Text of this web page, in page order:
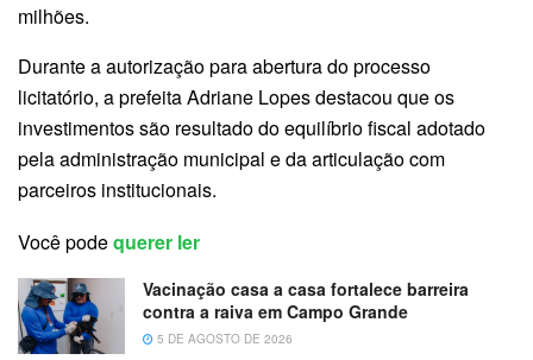
milhões.
Durante a autorização para abertura do processo
licitatório, a prefeita Adriane Lopes destacou que os
investimentos são resultado do equilíbrio fiscal adotado
pela administração municipal e da articulação com
parceiros institucionais.
Você podequerer ler
Vacinação casa a casa fortalece barreira
contra a raiva em Campo Grande
5 DE AGOSTO DE 2026